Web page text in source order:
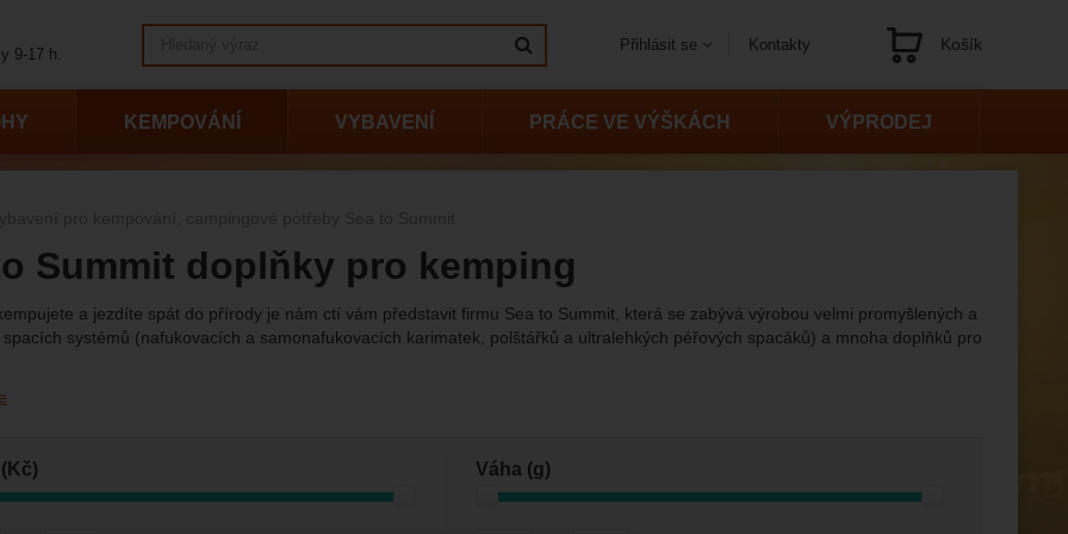
Summit doplňky pro kemping
a jezdíte spát do přírody je nám ctí vám představit firmu Sea to Summit, která se zabývá výrobou velmi promyšlených a
systémů (nafukovacích a samonafukovacích karimatek, polštářků a ultralehkých péřových spacáků) a mnoha doplňků pro
podle parametrů Váha (g)
KEMPOVÁNÍ VYBAVENÍ PRÁCE VE VÝŠKÁCH VÝPRODEJ
9-17 h.
Kontakty
Přihlásit se Košík